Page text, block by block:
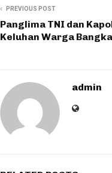
PREVIOUS POST
Panglima TNI dan
Keluhan Warga
admin